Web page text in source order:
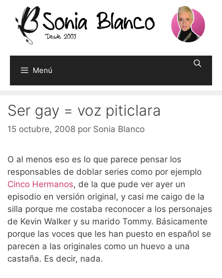
contenido
Menú
Ser gay = voz piticlara
15 octubre, 2008 por Sonia Blanco
O al menos eso es lo que parece pensar los
responsables de doblar series como por ejemplo
Cinco Hermanos, de la que pude ver ayer un
episodio en versión original, y casi me caigo de la
silla porque me costaba reconocer a los personajes
de Kevin Walker y su marido Tommy. Básicamente
porque las voces que les han puesto en español se
parecen a las originales como un huevo a una
castaña. Es decir, nada.